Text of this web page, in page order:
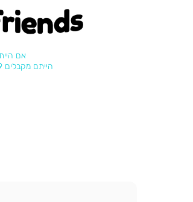
אם
הייתם מקבלים 5.99 נק' למימוש ממש עכשיו